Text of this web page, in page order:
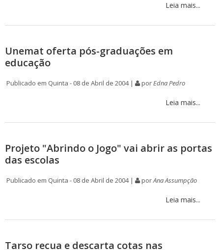
Leia mais...
Unemat oferta pós-graduações em
educação
Publicado em Quinta - 08 de Abril de 2004 | porEdna Pedro
Leia mais...
Projeto "Abrindo o Jogo" vai abrir as portas
das escolas
Publicado em Quinta - 08 de Abril de 2004 | porAna Assumpção
Leia mais...
Tarso recua e descarta cotas nas